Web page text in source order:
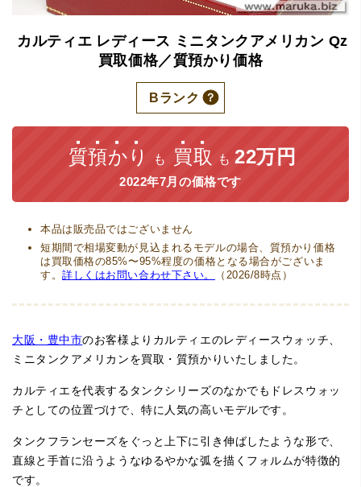
カルティエ レディース ミニタンクアメリカン Qz
買取価格／質預かり価格
Bランク
質預かり も 買取 も 22万円
2022年7月の価格です
本品は販売品ではございません
短期間で相場変動が見込まれるモデルの場合、質預かり価格
は買取価格の85%〜95%程度の価格となる場合がございま
す。詳しくはお問い合わせ下さい。 （2026/8時点）
大阪・豊中市のお客様よりカルティエのレディースウォッチ、
ミニタンクアメリカンを買取・質預かりいたしました。
カルティエを代表するタンクシリーズのなかでもドレスウォッ
チとしての位置づけで、特に人気の高いモデルです。
タンクフランセーズをぐっと上下に引き伸ばしたような形で、
直線と手首に沿うようなゆるやかな弧を描くフォルムが特徴的
です。